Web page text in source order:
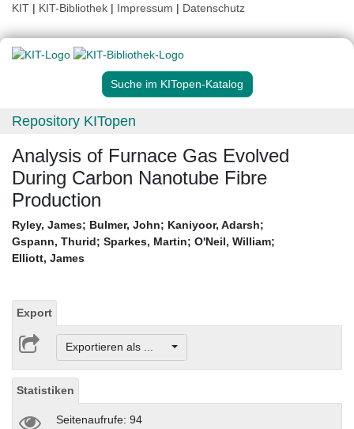
KIT | KIT-Bibliothek | Impressum | Datenschutz
Suche im KITopen-Katalog
Repository KITopen
Analysis of Furnace Gas Evolved
During Carbon Nanotube Fibre
Production
Ryley, James; Bulmer, John; Kaniyoor, Adarsh;
Gspann, Thurid; Sparkes, Martin; O'Neil, William;
Elliott, James
Export
Exportieren als ...
Statistiken
Seitenaufrufe: 94